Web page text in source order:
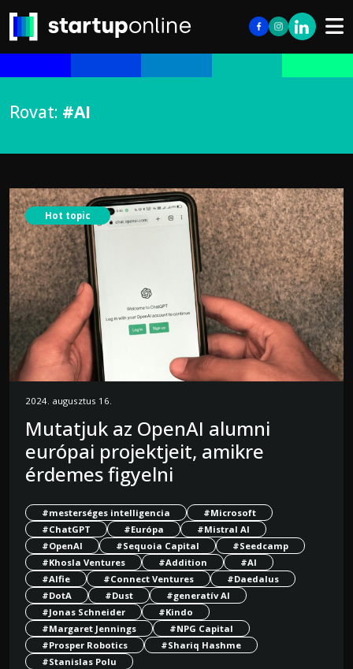
Rovat: #AI
Hot topic
2024. augusztus 16.
Mutatjuk az OpenAI alumni
európai projektjeit, amikre
érdemes figyelni
#mesterséges intelligencia
#Microsoft
#ChatGPT
#Európa
#Mistral AI
#OpenAI
#Sequoia Capital
#Seedcamp
#Khosla Ventures
#Addition
#AI
#Alfie
#Connect Ventures
#Daedalus
#DotA
#Dust
#generatív AI
#Jonas Schneider
#Kindo
#Margaret Jennings
#NPG Capital
#Prosper Robotics
#Shariq Hashme
#Stanislas Polu